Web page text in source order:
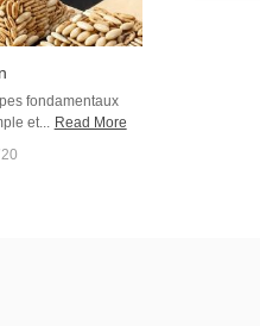
fondamentaux
et...
Read More